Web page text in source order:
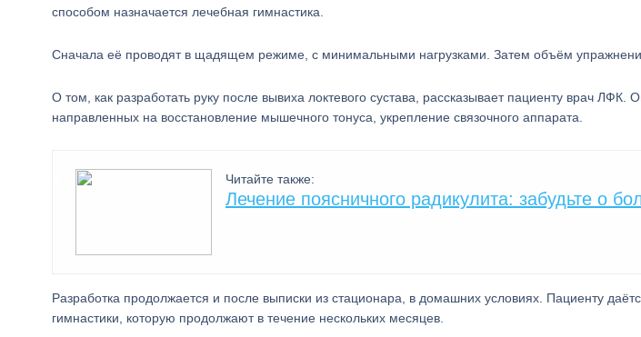
способом назначается лечебная гимнастика.
Сначала её проводят в щадящем режиме, с минимальными нагрузками. Затем объём
О том, как разработать руку после вывиха локтевого сустава, рассказывает пациенту врач ЛФК.
направленных на восстановление мышечного тонуса, укрепление связочного аппарата.
Читайте также:
Лечение поясничного радикулита: забудьте о
Разработка продолжается и после выписки из стационара, в домашних условиях. Пациенту
гимнастики, которую продолжают в течение нескольких месяцев.